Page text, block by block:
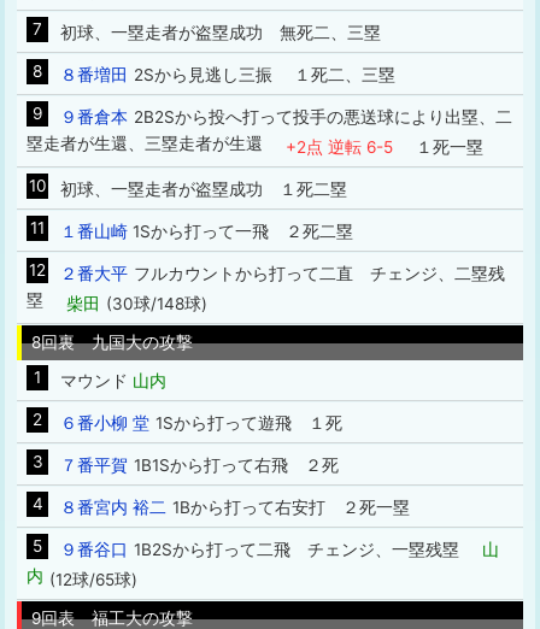
7
初球、一塁走者が盗塁成功 無死二、三塁
8
８番増田 2Sから見逃し三振 １死二、三塁
9
９番倉本 2B2Sから投へ打って投手の悪送球により出塁、二
塁走者が生還、三塁走者が生還 +2点 逆転 6-5
１死一塁
10
初球、一塁走者が盗塁成功 １死二塁
11
１番山崎 1Sから打って一飛 ２死二塁
12
２番大平 フルカウントから打って二直 チェンジ、二塁残
塁 柴田 (30球/148球)
8回裏 九国大の攻撃
1
マウンド 山内
2
６番小柳 堂 1Sから打って遊飛 １死
3
７番平賀 1B1Sから打って右飛 ２死
4
８番宮内 裕二 1Bから打って右安打 ２死一塁
5
９番谷口 1B2Sから打って二飛 チェンジ、一塁残塁 山
内 (12球/65球)
9回表 福工大の攻撃